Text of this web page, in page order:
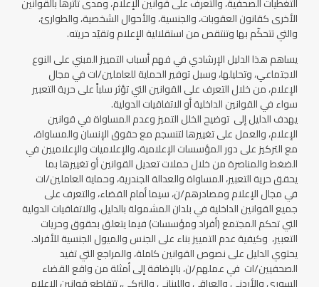
الأخرى كقانون العقوبات، والجنسية، والأحوال الشخصية، والطوارئ،
والتي تتحكّم بها وتنتقص من استقلالية الإعلام وتقيّد حريته.
يساهم هذا الدليل الإرشادي في فهم أسباب التمييز المبني على النوع
الاجتماعي، وتحليلها، وسبل توفير الحماية للعاملين/ات في مجال
الإعلام، من خلال التعرف على القوانين التي تؤثر سلباً على حرية التعبير
سواء في القوانين الداخلية أو الاتفاقيات الدولية.
يهدف الدليل إلى توضيح الخلل التميز وعدم المساواة في قوانين
الإعلام، والعمل على تغييرها لتنسجم مع حقوق الإنسان والمساواة،
مع التركيز على دور المؤسسات الإعلامية، والإعلاميات والإعلاميين في
الضغط والمناصرة من خلال حملات تعديل القوانين أو تغييرها بما
يحقق حرية التعبير، المساواة والعدالة الجندرية، وحماية العاملين/ات
في مجال الإعلام ومصادرهم/ن، سيما أمام القضاء، والتعرف على
جميع القوانين الداخلية في بلدان المشمولة بالدليل، والاتفاقيات الدولية
التي تحكم المجتمع (أفراد ومؤسسات) فيما يتعلق بحقوق وحريات
التعبير، وكيفية عدم التمييز بناء على الجنس والميول الجنسية للأفراد.
يحتوي الدليل على نصوص القوانين كاملة، والمراجع التي تفيد
الصحفيين/ات في عملهم/ن، بالإضافة إلى أمثلة من واقع القضاء